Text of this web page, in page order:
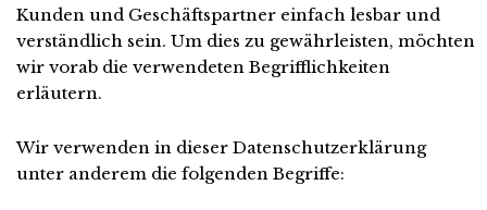
Kunden und Geschäftspartner einfach lesbar und
verständlich sein. Um dies zu gewährleisten, möchten
wir vorab die verwendeten Begrifflichkeiten
erläutern.
Wir verwenden in dieser Datenschutzerklärung
unter anderem die folgenden Begriffe: